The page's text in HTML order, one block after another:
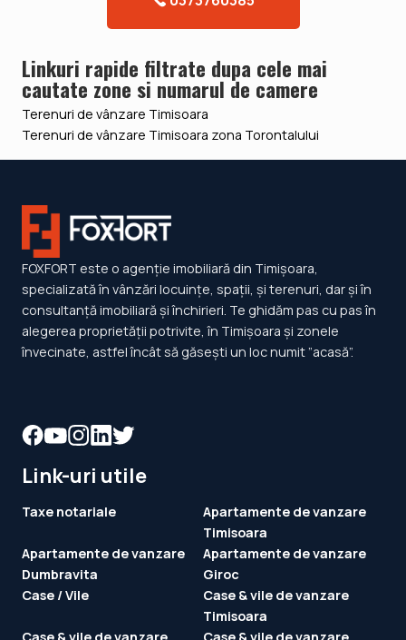
Linkuri rapide filtrate dupa cele mai
cautate zone si numarul de camere
Terenuri de vânzare Timisoara
Terenuri de vânzare Timisoara zona Torontalului
FOXFORT este o agenție imobiliară din Timișoara,
specializată în vânzări locuințe, spații, și terenuri, dar și în
consultanță imobiliară și închirieri. Te ghidăm pas cu pas în
alegerea proprietății potrivite, în Timișoara și zonele
învecinate, astfel încât să găsești un loc numit ”acasă”.
Link-uri utile
Taxe notariale
Apartamente de vanzare
Timisoara
Apartamente de vanzare
Dumbravita
Apartamente de vanzare
Giroc
Case / Vile
Case & vile de vanzare
Timisoara